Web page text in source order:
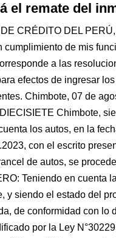
el remate del
CRÉDITO DEL PERÚ,
cumplimiento de mis
a las
efectos de ingresar
Chimbote, 07 de
Chimbote,
los autos, en la
con el escrito
de autos, se
Teniendo en cuenta
y siendo el estado del
de conformidad con lo
por la Ley